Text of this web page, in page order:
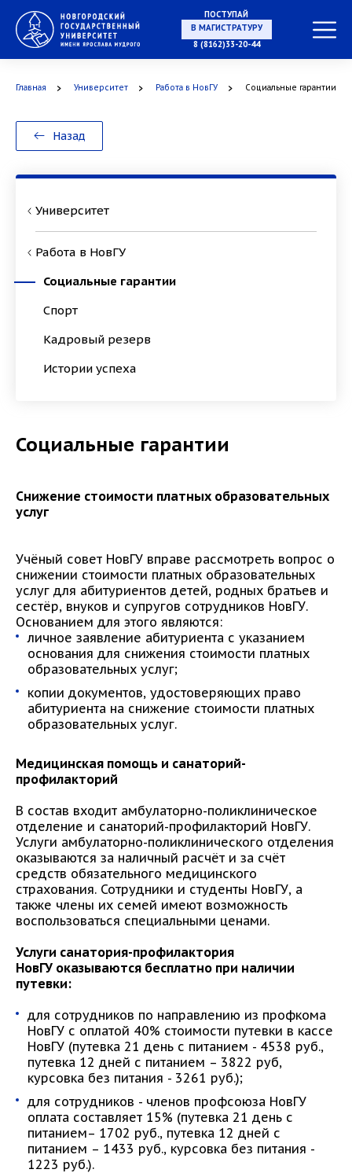
ПОСТУПАЙ
В МАГИСТРАТУРУ
В ОРДИНАТУРУ
8 (8162)33-20-44
Главная Университет Работа в НовГУ Социальные гарантии
Назад
Университет
Работа в НовГУ
Социальные гарантии
Спорт
Кадровый резерв
Истории успеха
Социальные гарантии
Снижение стоимости платных образовательных
услуг
Учёный совет НовГУ вправе рассмотреть вопрос о
снижении стоимости платных образовательных
услуг для абитуриентов детей, родных братьев и
сестёр, внуков и супругов сотрудников НовГУ.
Основанием для этого являются:
личное заявление абитуриента с указанием
основания для снижения стоимости платных
образовательных услуг;
копии документов, удостоверяющих право
абитуриента на снижение стоимости платных
образовательных услуг.
Медицинская помощь и санаторий-
профилакторий
В состав входит амбулаторно-поликлиническое
отделение и санаторий-профилакторий НовГУ.
Услуги амбулаторно-поликлинического отделения
оказываются за наличный расчёт и за счёт
средств обязательного медицинского
страхования. Сотрудники и студенты НовГУ, а
также члены их семей имеют возможность
воспользоваться специальными ценами.
Услуги санатория-профилактория
НовГУ оказываются бесплатно при наличии
путевки:
для сотрудников по направлению из профкома
НовГУ с оплатой 40% стоимости путевки в кассе
НовГУ (путевка 21 день с питанием - 4538 руб.,
путевка 12 дней с питанием – 3822 руб,
курсовка без питания - 3261 руб.);
для сотрудников - членов профсоюза НовГУ
оплата составляет 15% (путевка 21 день с
питанием– 1702 руб., путевка 12 дней с
питанием – 1433 руб., курсовка без питания -
1223 руб.).